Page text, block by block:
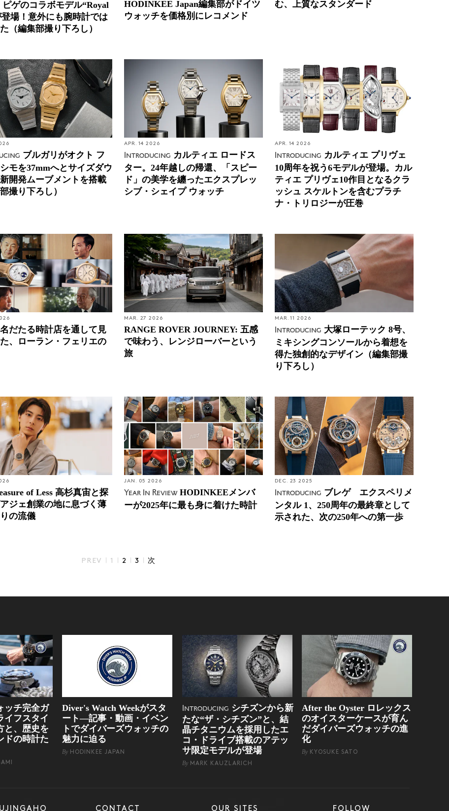
ピゲのコラボモデル“Royal
登場！意外にも腕時計では
（編集部撮り下ろし）
HODINKEE Japan編集部がドイツ
ウォッチを価格別にレコメンド
む、上質なスタンダード
ブルガリがオクト フ
モを37mmへとサイズダウ
開発ムーブメントを搭載
撮り下ろし）
APR. 14 2026
Introducing カルティエ ロードス
ター。24年越しの帰還、「スピー
ド」の美学を纏ったエクスプレッ
シブ・シェイプ ウォッチ
APR. 14 2026
Introducing カルティエ プリヴェ
10周年を祝う6モデルが登場。カル
ティエ プリヴェ10作目となるクラ
ッシュ スケルトンを含むプラチ
ナ・トリロジーが圧巻
だたる時計店を通して見
、ローラン・フェリエの
MAR. 27 2026
RANGE ROVER JOURNEY: 五感
で味わう、レンジローバーという
旅
MAR. 11 2026
Introducing 大塚ローテック 8号、
ミキシングコンソールから着想を
得た独創的なデザイン（編集部撮
り下ろし）
of Less 高杉真宙と探
ジェ創業の地に息づく薄
の流儀
JAN. 05 2026
Year In ReviewHODINKEEメンバ
ーが2025年に最も身に着けた時計
DEC. 23 2025
Introducing ブレゲ エクスペリメ
ンタル 1、250周年の最終章として
示された、次の250年への第一歩
PREV | 1 | 2 | 3 | 次
ッチ完全ガ
イフスタイ
と、歴史を
ドの時計た
Diver's Watch Weekがスタ
ート―記事・動画・イベン
トでダイバーズウォッチの
魅力に迫る
By HODINKEE JAPAN
Introducing シチズンから新
たな“ザ・シチズン”と、結
晶チタニウムを採用したエ
コ・ドライブ搭載のアテッ
サ限定モデルが登場
ByMARK KAUZLARICH
After the Oyster ロレックス
のオイスターケースが育ん
だダイバーズウォッチの進
化
ByKYOSUKE SATO
CONTACT OUR SITES FOLLOW